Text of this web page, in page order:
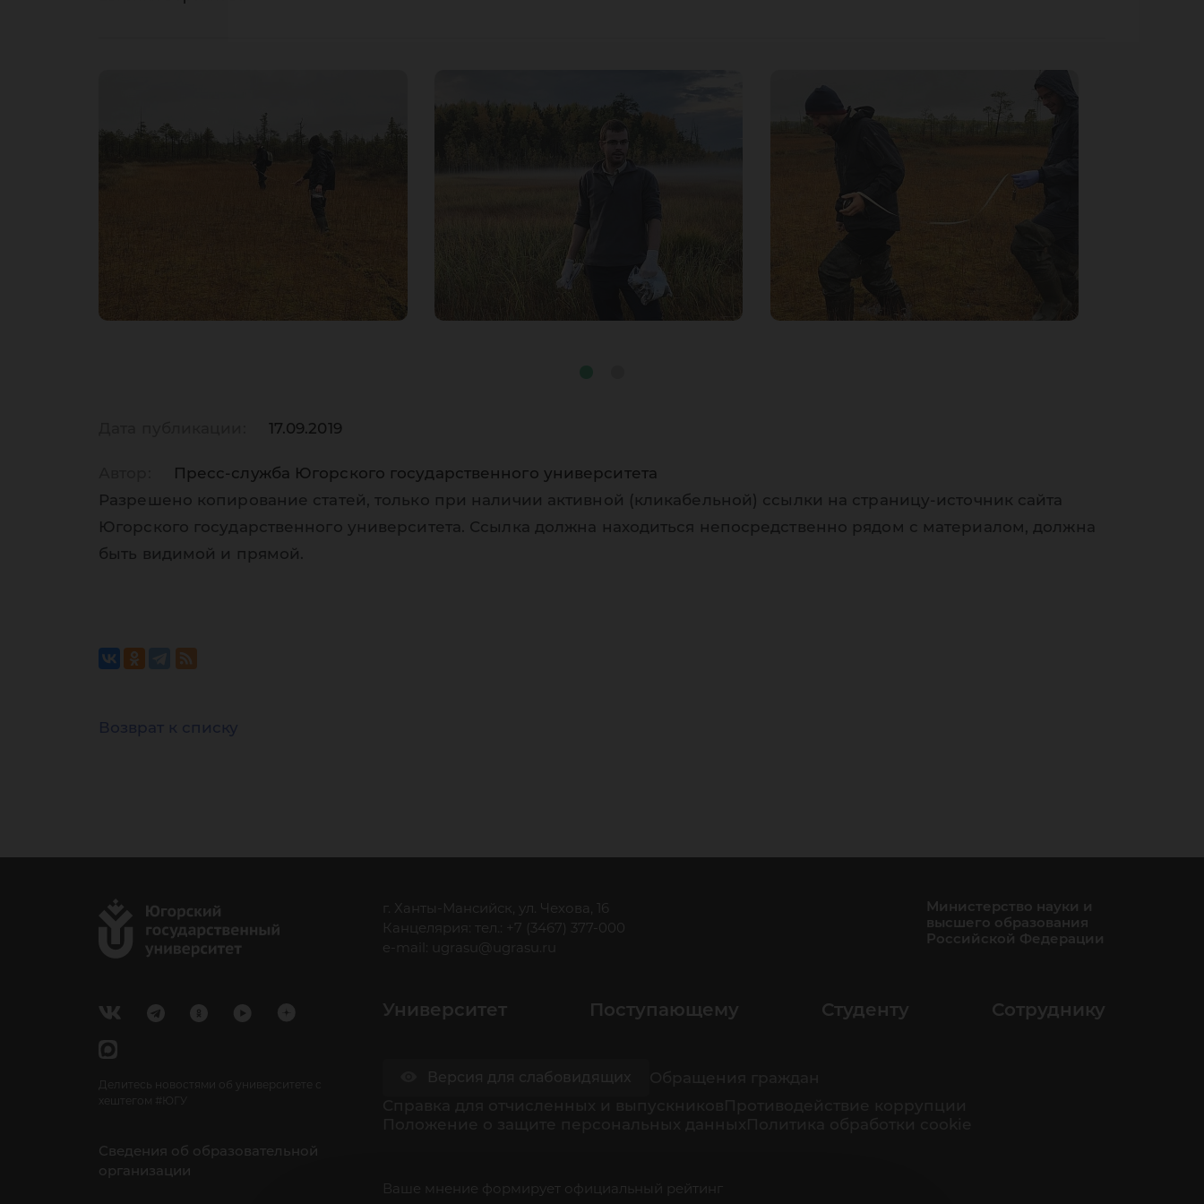
17.09.2019
Пресс-служба Югорского государственного университета
Разрешено копирование статей, только при наличии активной (кликабельной) ссылки на страницу-источник сайта
Югорского государственного университета. Ссылка должна находиться непосредственно рядом с материалом, должна
быть видимой и прямой.
Возврат к списку
Делитесь новостями об университете с
хештегом #ЮГУ
Сведения об образовательной
организации
г. Ханты-Мансийск, ул. Чехова, 16
Канцелярия: тел.: +7 (3467) 377-000
e-mail:
ugrasu@ugrasu.ru
Министерство науки и
высшего образования
Российской Федерации
Университет Поступающему Студенту Сотруднику
Ваше мнение формирует официальный рейтинг